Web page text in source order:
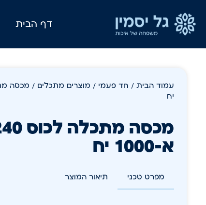
דף הבית
עמוד הבית / חד פעמי / מוצרים מתכלים
יח
א-1000 יח
מפרט טכני תיאור המוצר